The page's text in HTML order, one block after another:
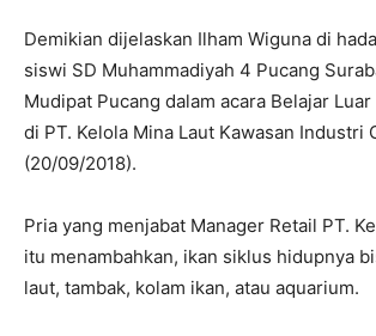
Demikian dijelaskan Ilham Wiguna di
siswi SD Muhammadiyah 4 Pucang
Mudipat Pucang dalam acara Belajar Luar
di PT. Kelola Mina Laut Kawasan Industri
(20/09/2018).
Pria yang menjabat Manager Retail PT.
itu menambahkan, ikan siklus hidupnya
laut, tambak, kolam ikan, atau aquarium.